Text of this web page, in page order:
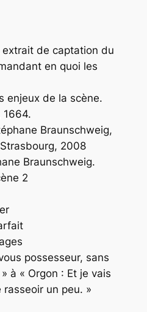
de captation du
en quoi les
enjeux de la scène.
1664.
Braunschweig,
2008
Braunschweig.
2
possesseur, sans
à « Orgon : Et je vais
rasseoir un peu. »